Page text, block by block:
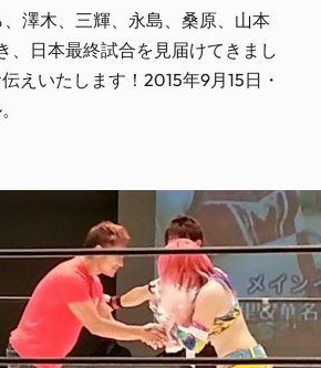
、澤木、三輝、永島、桑原、山本
、日本最終試合を見届けてきまし
えいたします！2015年9月15日・